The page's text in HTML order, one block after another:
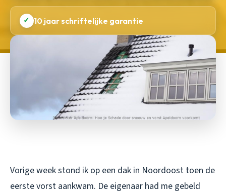
✓ 10 jaar schriftelijke garantie
Vorige week stond ik op een dak in Noordoost toen de
eerste vorst aankwam. De eigenaar had me gebeld